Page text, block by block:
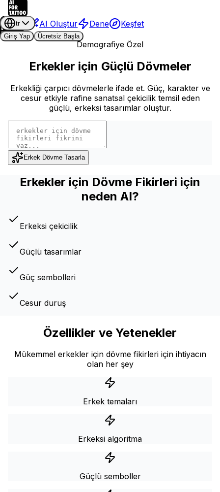
AI Oluştur Dene Keşfet
tr
Giriş Yap
Ücretsiz Başla
Demografiye Özel
Erkekler için Güçlü Dövmeler
Erkekliği çarpıcı dövmelerle ifade et. Güç, karakter ve
cesur etkiyle rafine sanatsal çekicilik temsil eden
güçlü, erkeksi tasarımlar oluştur.
Erkek Dövme Tasarla
Erkekler için Dövme Fikirleri için
neden AI?
Erkeksi çekicilik
Güçlü tasarımlar
Güç sembolleri
Cesur duruş
Özellikler ve Yetenekler
Mükemmel erkekler için dövme fikirleri için ihtiyacın
olan her şey
Erkek temaları
Erkeksi algoritma
Güçlü semboller